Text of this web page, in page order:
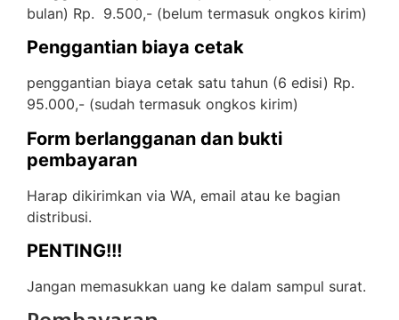
bulan) Rp. 9.500,- (belum termasuk ongkos kirim)
Penggantian biaya cetak
penggantian biaya cetak satu tahun (6 edisi) Rp.
95.000,- (sudah termasuk ongkos kirim)
Form berlangganan dan bukti
pembayaran
Harap dikirimkan via WA, email atau ke bagian
distribusi.
PENTING!!!
Jangan memasukkan uang ke dalam sampul surat.